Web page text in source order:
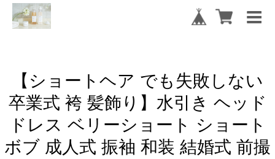
【ショートヘア でも失敗しない
卒業式 袴 髪飾り】水引き ヘッド
ドレス ベリーショート ショート
ボブ 成人式 振袖 和装 結婚式 前撮